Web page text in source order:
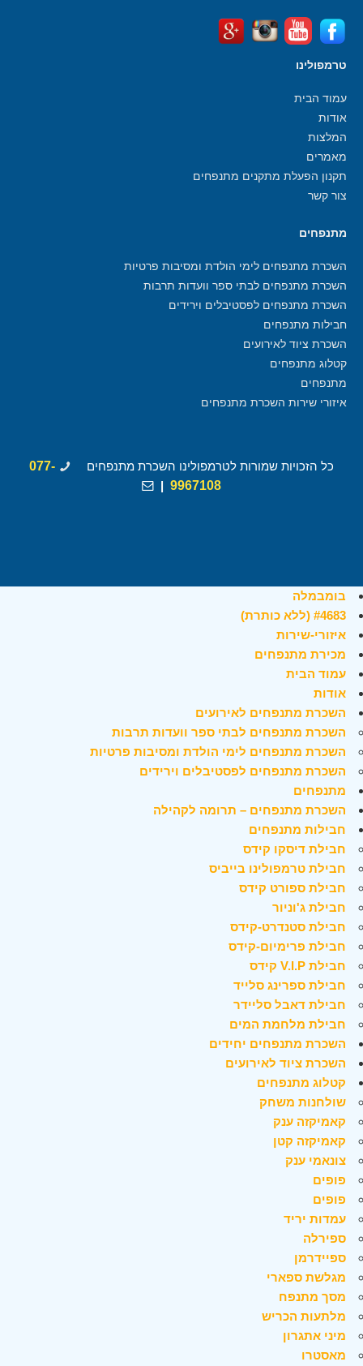
טרמפולינו
עמוד הבית
אודות
המלצות
מאמרים
תקנון הפעלת מתקנים מתנפחים
צור קשר
מתנפחים
השכרת מתנפחים לימי הולדת ומסיבות פרטיות
השכרת מתנפחים לבתי ספר וועדות תרבות
השכרת מתנפחים לפסטיבלים וירידים
חבילות מתנפחים
השכרת ציוד לאירועים
קטלוג מתנפחים
מתנפחים
איזורי שירות השכרת מתנפחים
כל הזכויות שמורות לטרמפולינו השכרת מתנפחים
077-
9967108
|
בומבמלה
#4683 (ללא כותרת)
איזורי-שירות
מכירת מתנפחים
עמוד הבית
אודות
השכרת מתנפחים לאירועים
השכרת מתנפחים לבתי ספר וועדות תרבות
השכרת מתנפחים לימי הולדת ומסיבות פרטיות
השכרת מתנפחים לפסטיבלים וירידים
מתנפחים
השכרת מתנפחים – תרומה לקהילה
חבילות מתנפחים
חבילת דיסקו קידס
חבילת טרמפולינו בייביס
חבילת ספורט קידס
חבילת ג'וניור
חבילת סטנדרט-קידס
חבילת פרימיום-קידס
חבילת V.I.P קידס
חבילת ספרינג סלייד
חבילת דאבל סליידר
חבילת מלחמת המים
השכרת מתנפחים יחידים
השכרת ציוד לאירועים
קטלוג מתנפחים
שולחנות משחק
קאמיקזה ענק
קאמיקזה קטן
צונאמי ענק
פופים
פופים
עמדות יריד
ספירלה
ספיידרמן
מגלשת ספארי
מסך מתנפח
מלתעות הכריש
מיני אתגרון
מאסטרו